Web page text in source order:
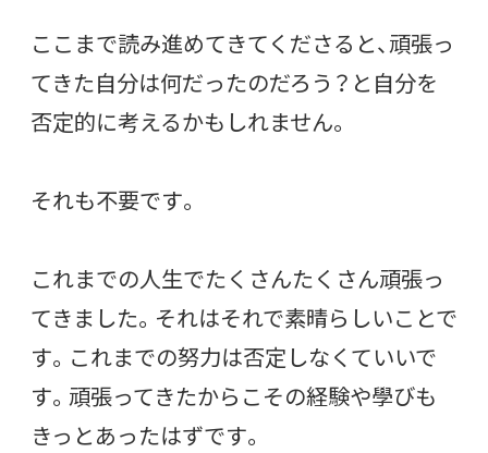
ここまで読み進めてきてくださると、頑張っ
てきた自分は何だったのだろう？と自分を
否定的に考えるかもしれません。
それも不要です。
これまでの人生でたくさんたくさん頑張っ
てきました。それはそれで素晴らしいことで
す。これまでの努力は否定しなくていいで
す。頑張ってきたからこその経験や學びも
きっとあったはずです。